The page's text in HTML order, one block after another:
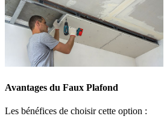
Avantages du Faux Plafond
Les bénéfices de choisir cette option :